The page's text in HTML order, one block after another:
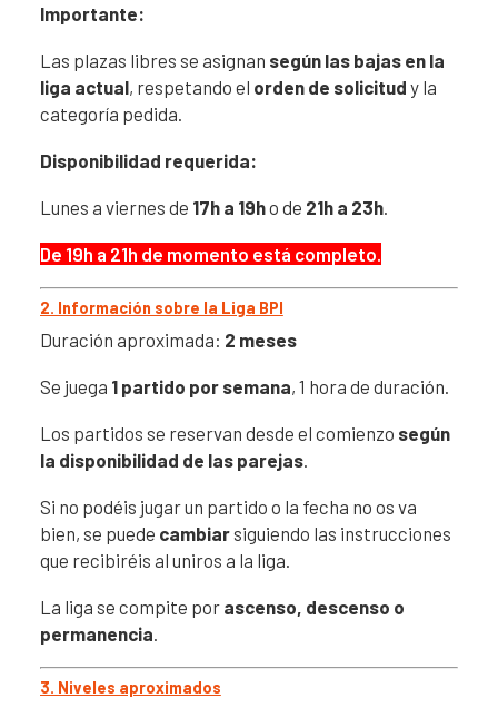
Importante:
Las plazas libres se asignan según las bajas en la
liga actual, respetando el orden de solicitud y la
categoría pedida.
Disponibilidad requerida:
Lunes a viernes de 17h a 19ho de 21h a 23h.
De 19h a 21h de momento está completo
2. Información sobre la Liga BPI
Duración aproximada: 2 meses
Se juega 1 partido por semana, 1 hora de duración.
Los partidos se reservan desde el comienzo según
la disponibilidad de las parejas.
Si no podéis jugar un partido o la fecha no os va
bien, se puede cambiarsiguiendo las instrucciones
que recibiréis al uniros a la liga.
La liga se compite por ascenso, descenso o
permanencia
3. Niveles aproximados